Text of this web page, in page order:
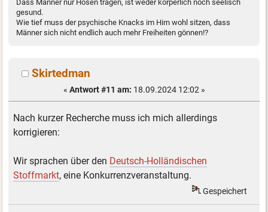
Dass Männer nur Hosen tragen, ist weder körperlich noch seelisch
gesund.
Wie tief muss der psychische Knacks im Hirn wohl sitzen, dass
Männer sich nicht endlich auch mehr Freiheiten gönnen!?
Skirtedman
« Antwort #11 am: 18.09.2024 12:02 »
Nach kurzer Recherche muss ich mich allerdings
korrigieren:
Wir sprachen über den Deutsch-Holländischen
Stoffmarkt, eine Konkurrenzveranstaltung.
Gespeichert